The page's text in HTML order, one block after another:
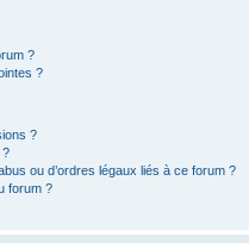
?
?
?
?
ou d’ordres légaux liés à ce forum ?
forum ?